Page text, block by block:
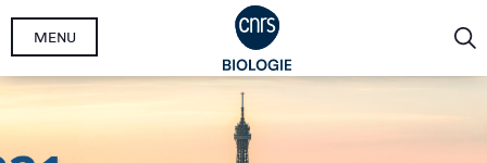
Aller
MENU